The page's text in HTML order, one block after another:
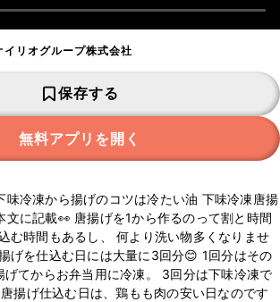
リオグループ株式会社
保存する
無料アプリを開く
味冷凍から揚げのコツは冷たい油 下味冷凍唐揚
文に記載👀 唐揚げを1から作るのって割と時間
む時間もあるし、 何より洗い物多くなりませ
げを仕込む日には大量に3回分😊 1回分はその
げてからお弁当用に冷凍。 3回分は下味冷凍で
揚げ仕込む日は、鶏もも肉の安い日なのです